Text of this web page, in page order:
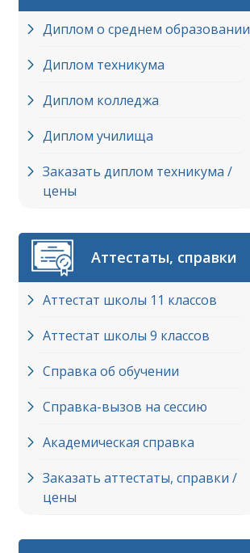
Диплом о среднем образовании
Диплом техникума
Диплом колледжа
Диплом училища
Заказать диплом техникума /
цены
Аттестаты, справки
Аттестат школы 11 классов
Аттестат школы 9 классов
Справка об обучении
Справка-вызов на сессию
Академическая справка
Заказать аттестаты, справки /
цены